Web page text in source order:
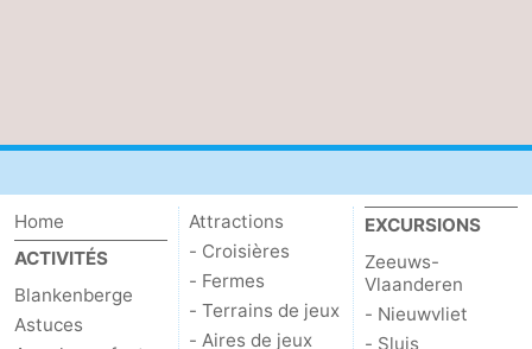
Home
ACTIVITÉS
Blankenberge
Astuces
Attractions
- Croisières
- Fermes
- Terrains de jeux
- Aires de jeux
EXCURSIONS
Zeeuws-
Vlaanderen
- Nieuwvliet
- Sluis